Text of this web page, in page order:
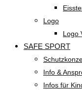
Logo
Logo
SAFE SPORT
Info &
Infos für